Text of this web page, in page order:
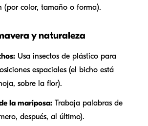
(por color, tamaño o forma).
y naturaleza
Usa insectos de plástico para
espaciales (el bicho está
sobre la flor).
la mariposa: Trabaja palabras de
después, al último).